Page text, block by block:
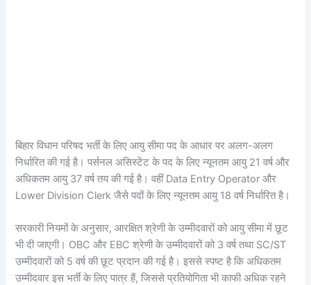
बिहार विधान परिषद भर्ती के लिए आयु सीमा पद के आधार पर अलग-अलग
निर्धारित की गई है। पर्सनल असिस्टेंट के पद के लिए न्यूनतम आयु 21 वर्ष और
अधिकतम आयु 37 वर्ष तय की गई है। वहीं Data Entry Operator और
Lower Division Clerk जैसे पदों के लिए न्यूनतम आयु 18 वर्ष निर्धारित है।
सरकारी नियमों के अनुसार, आरक्षित श्रेणी के उम्मीदवारों को आयु सीमा में छूट
भी दी जाएगी। OBC और EBC श्रेणी के उम्मीदवारों को 3 वर्ष तथा SC/ST
उम्मीदवारों को 5 वर्ष की छूट प्रदान की गई है। इससे स्पष्ट है कि अधिकतम
उम्मीदवार इस भर्ती के लिए पात्र हैं, जिससे प्रतियोगिता भी काफी अधिक रहने